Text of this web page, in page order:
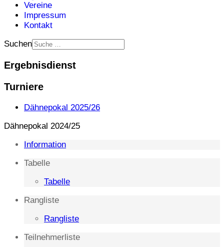
Vereine
Impressum
Kontakt
Suchen
Ergebnisdienst
Turniere
Dähnepokal 2025/26
Dähnepokal 2024/25
Information
Tabelle
Tabelle
Rangliste
Rangliste
Teilnehmerliste